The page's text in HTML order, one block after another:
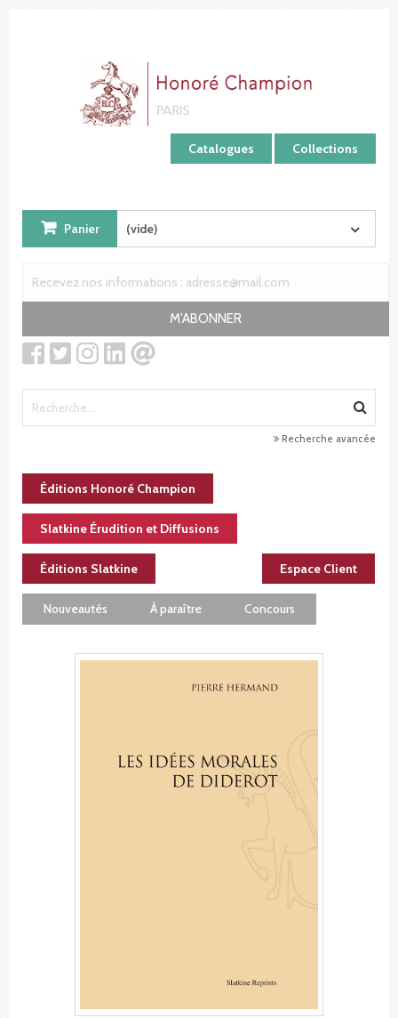
Catalogues Collections
Panier (vide)
M'ABONNER
Recherche avancée
Éditions Honoré Champion
Slatkine Érudition et Diffusions
Éditions Slatkine Espace Client
Nouveautés À paraître Concours